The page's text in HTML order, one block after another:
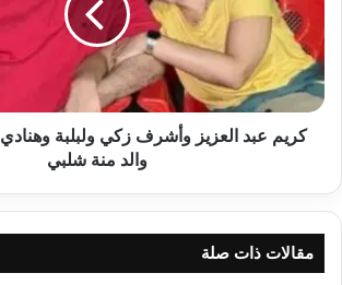
زكي
ولبلبة
وهنادي
مهني
في
جنازةكريم عبد العزيز وأشرف زكي ولبلبة
والد منة شلبي
مقالات ذات صلة